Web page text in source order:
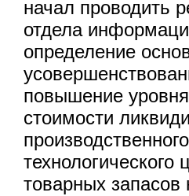
начал проводить
отдела
определение
повышение
стоимости
товарных запасов